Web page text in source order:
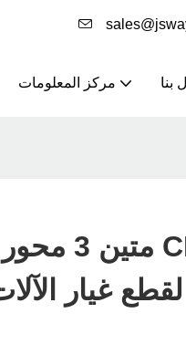
مركز المعلومات بنا
لقطع غيار